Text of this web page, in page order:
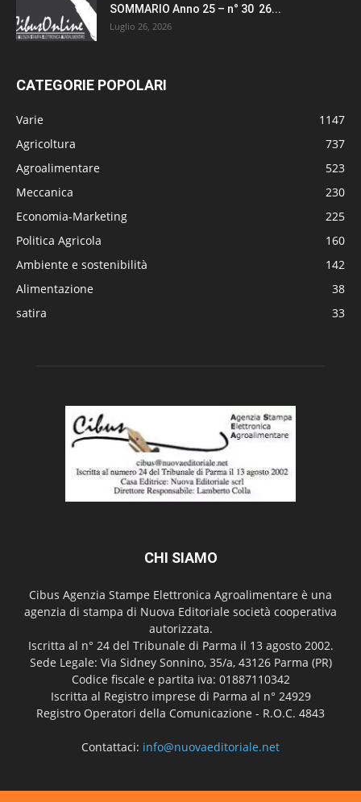
SOMMARIO Anno 25 – n° 30 26...
Luglio 26, 2026
CATEGORIE POPOLARI
Varie
1147
Agricoltura
737
Agroalimentare
523
Meccanica
230
Economia-Marketing
225
Politica Agricola
160
Ambiente e sostenibilità
142
Alimentazione
38
satira
33
CHI SIAMO
Cibus Agenzia Stampe Elettronica Agroalimentare è una
agenzia di stampa di Nuova Editoriale società cooperativa
autorizzata.
Iscritta al n° 24 del Tribunale di Parma il 13 agosto 2002.
Sede Legale: Via Sidney Sonnino, 35/a, 43126 Parma (PR)
Codice fiscale e partita iva: 01887110342
Iscritta al Registro imprese di Parma al n° 24929
Registro Operatori della Comunicazione - R.O.C. 4843
Contattaci: info@nuovaeditoriale.net